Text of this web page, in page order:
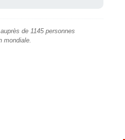
de 1145 personnes
mondiale.